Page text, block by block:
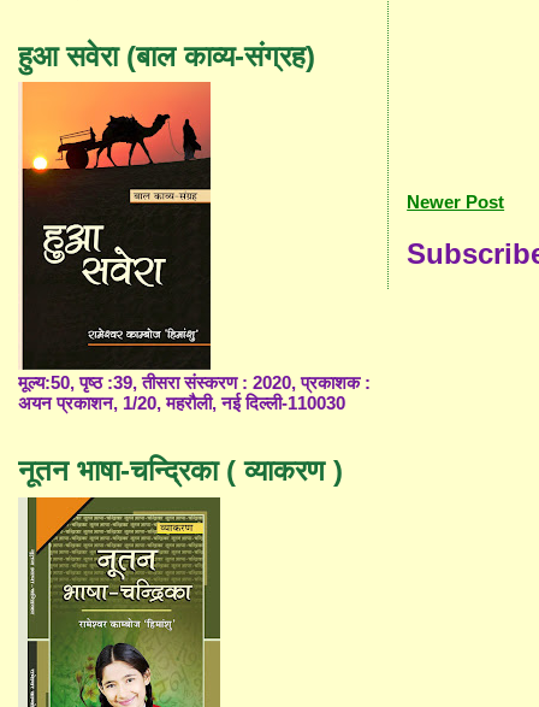
Newer Post
हुआ सवेरा (बाल काव्य-संग्रह)
मूल्य:50, पृष्ठ :39, तीसरा संस्करण : 2020, प्रकाशक :
अयन प्रकाशन, 1/20, महरौली, नई दिल्ली-110030
नूतन भाषा-चन्द्रिका ( व्याकरण )